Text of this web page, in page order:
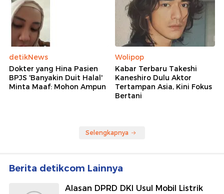
detikNews
Dokter yang Hina Pasien
BPJS 'Banyakin Duit Halal'
Minta Maaf: Mohon Ampun
Wolipop
Kabar Terbaru Takeshi
Kaneshiro Dulu Aktor
Tertampan Asia, Kini Fokus
Bertani
Selengkapnya
Berita detikcom Lainnya
Alasan DPRD DKI Usul Mobil Listrik